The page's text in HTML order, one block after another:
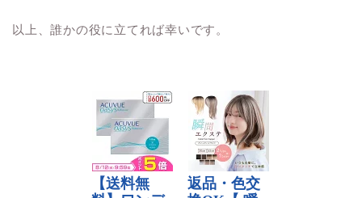
以上、誰かの役に立てれば幸いです。